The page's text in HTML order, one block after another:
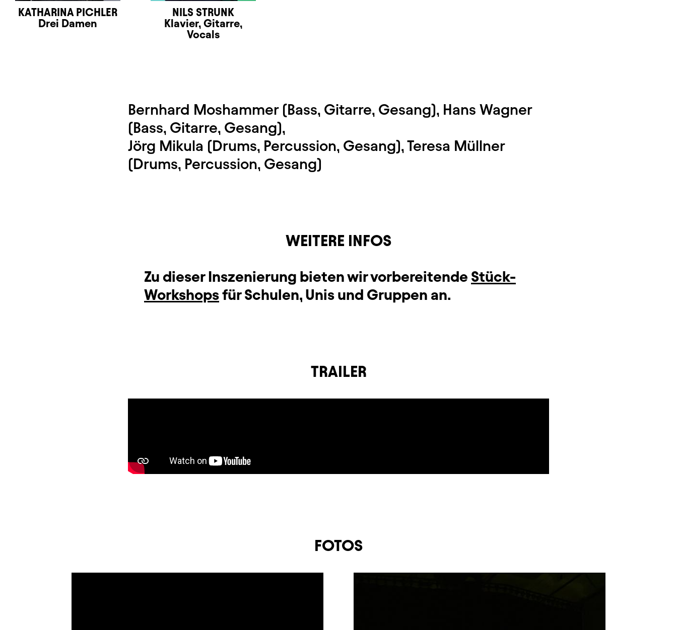
KATHARINA PICHLER
Drei Damen
NILS STRUNK
Klavier, Gitarre,
Vocals
Bernhard Moshammer (Bass, Gitarre, Gesang), Hans Wagner
(Bass, Gitarre, Gesang),
Jörg Mikula (Drums, Percussion, Gesang), Teresa Müllner
(Drums, Percussion, Gesang)
WEITERE INFOS
Zu dieser Inszenierung bieten wir vorbereitende Stück-
Workshopsfür Schulen, Unis und Gruppen an.
TRAILER
FOTOS